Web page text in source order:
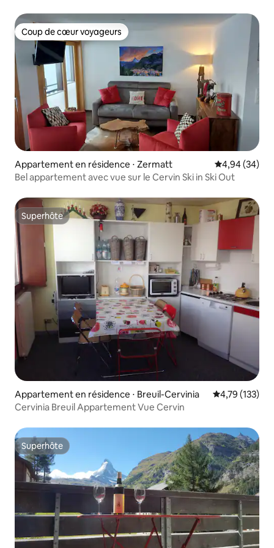
Coup de cœur voyageurs
Coup de cœur voyageurs
Appartement en résidence ⋅ Zermatt Évaluation
4,94 (34)
Bel appartement avec vue sur le Cervin Ski in Ski Out
Superhôte
Superhôte
Appartement en résidence ⋅ Breuil-Cervinia Évaluation
4,79 (133)
Cervinia Breuil Appartement Vue Cervin
Superhôte
Superhôte